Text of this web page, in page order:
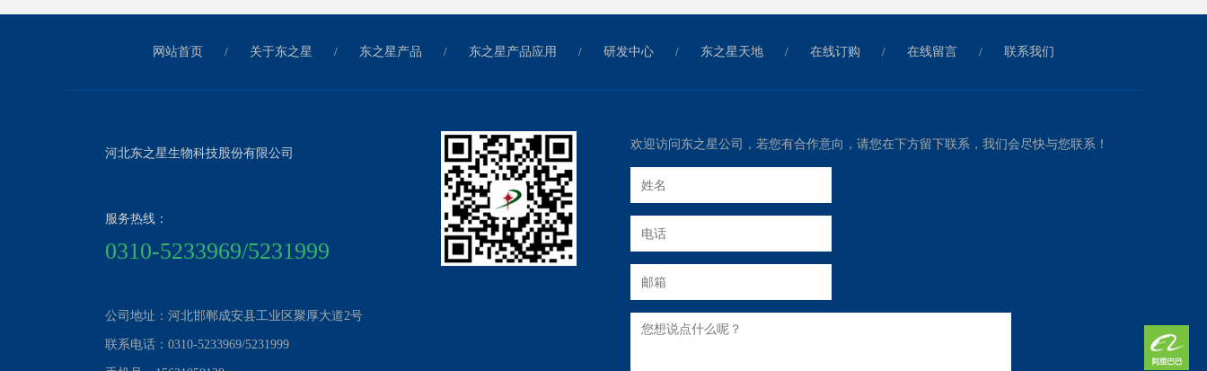
网站首页 / 关于东之星 / 东之星产品 / 东之星产品应用 / 研发中心 / 东之星天地 / 在线订购 / 在线留言 / 联系我们
河北东之星生物科技股份有限公司
服务热线：
0310-5233969/5231999
公司地址：河北邯郸成安县工业区聚厚大道2号
联系电话：0310-5233969/5231999
欢迎访问东之星公司，若您有合作意向，请您在下方留下联系，我们会尽快与您联系！